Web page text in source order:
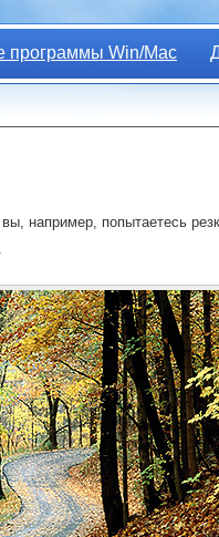
программы Win/Mac
например, попытаетесь